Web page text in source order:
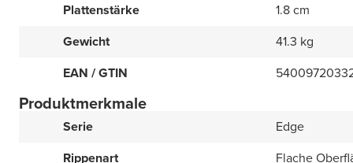
Plattenstärke
1.8 cm
Gewicht
41.3 kg
EAN / GTIN
Produktmerkmale
Serie
Edge
Rippenart
Flache